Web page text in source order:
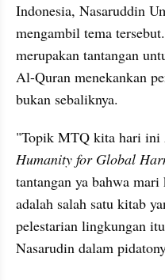
Indonesia, Nasaruddin
mengambil tema
merupakan tantangan
Al-Quran menekankan
bukan sebaliknya.
"Topik MTQ kita hari ini
Humanity for Global
tantangan ya bahwa
adalah salah satu kitab
pelestarian lingkungan
Nasarudin dalam